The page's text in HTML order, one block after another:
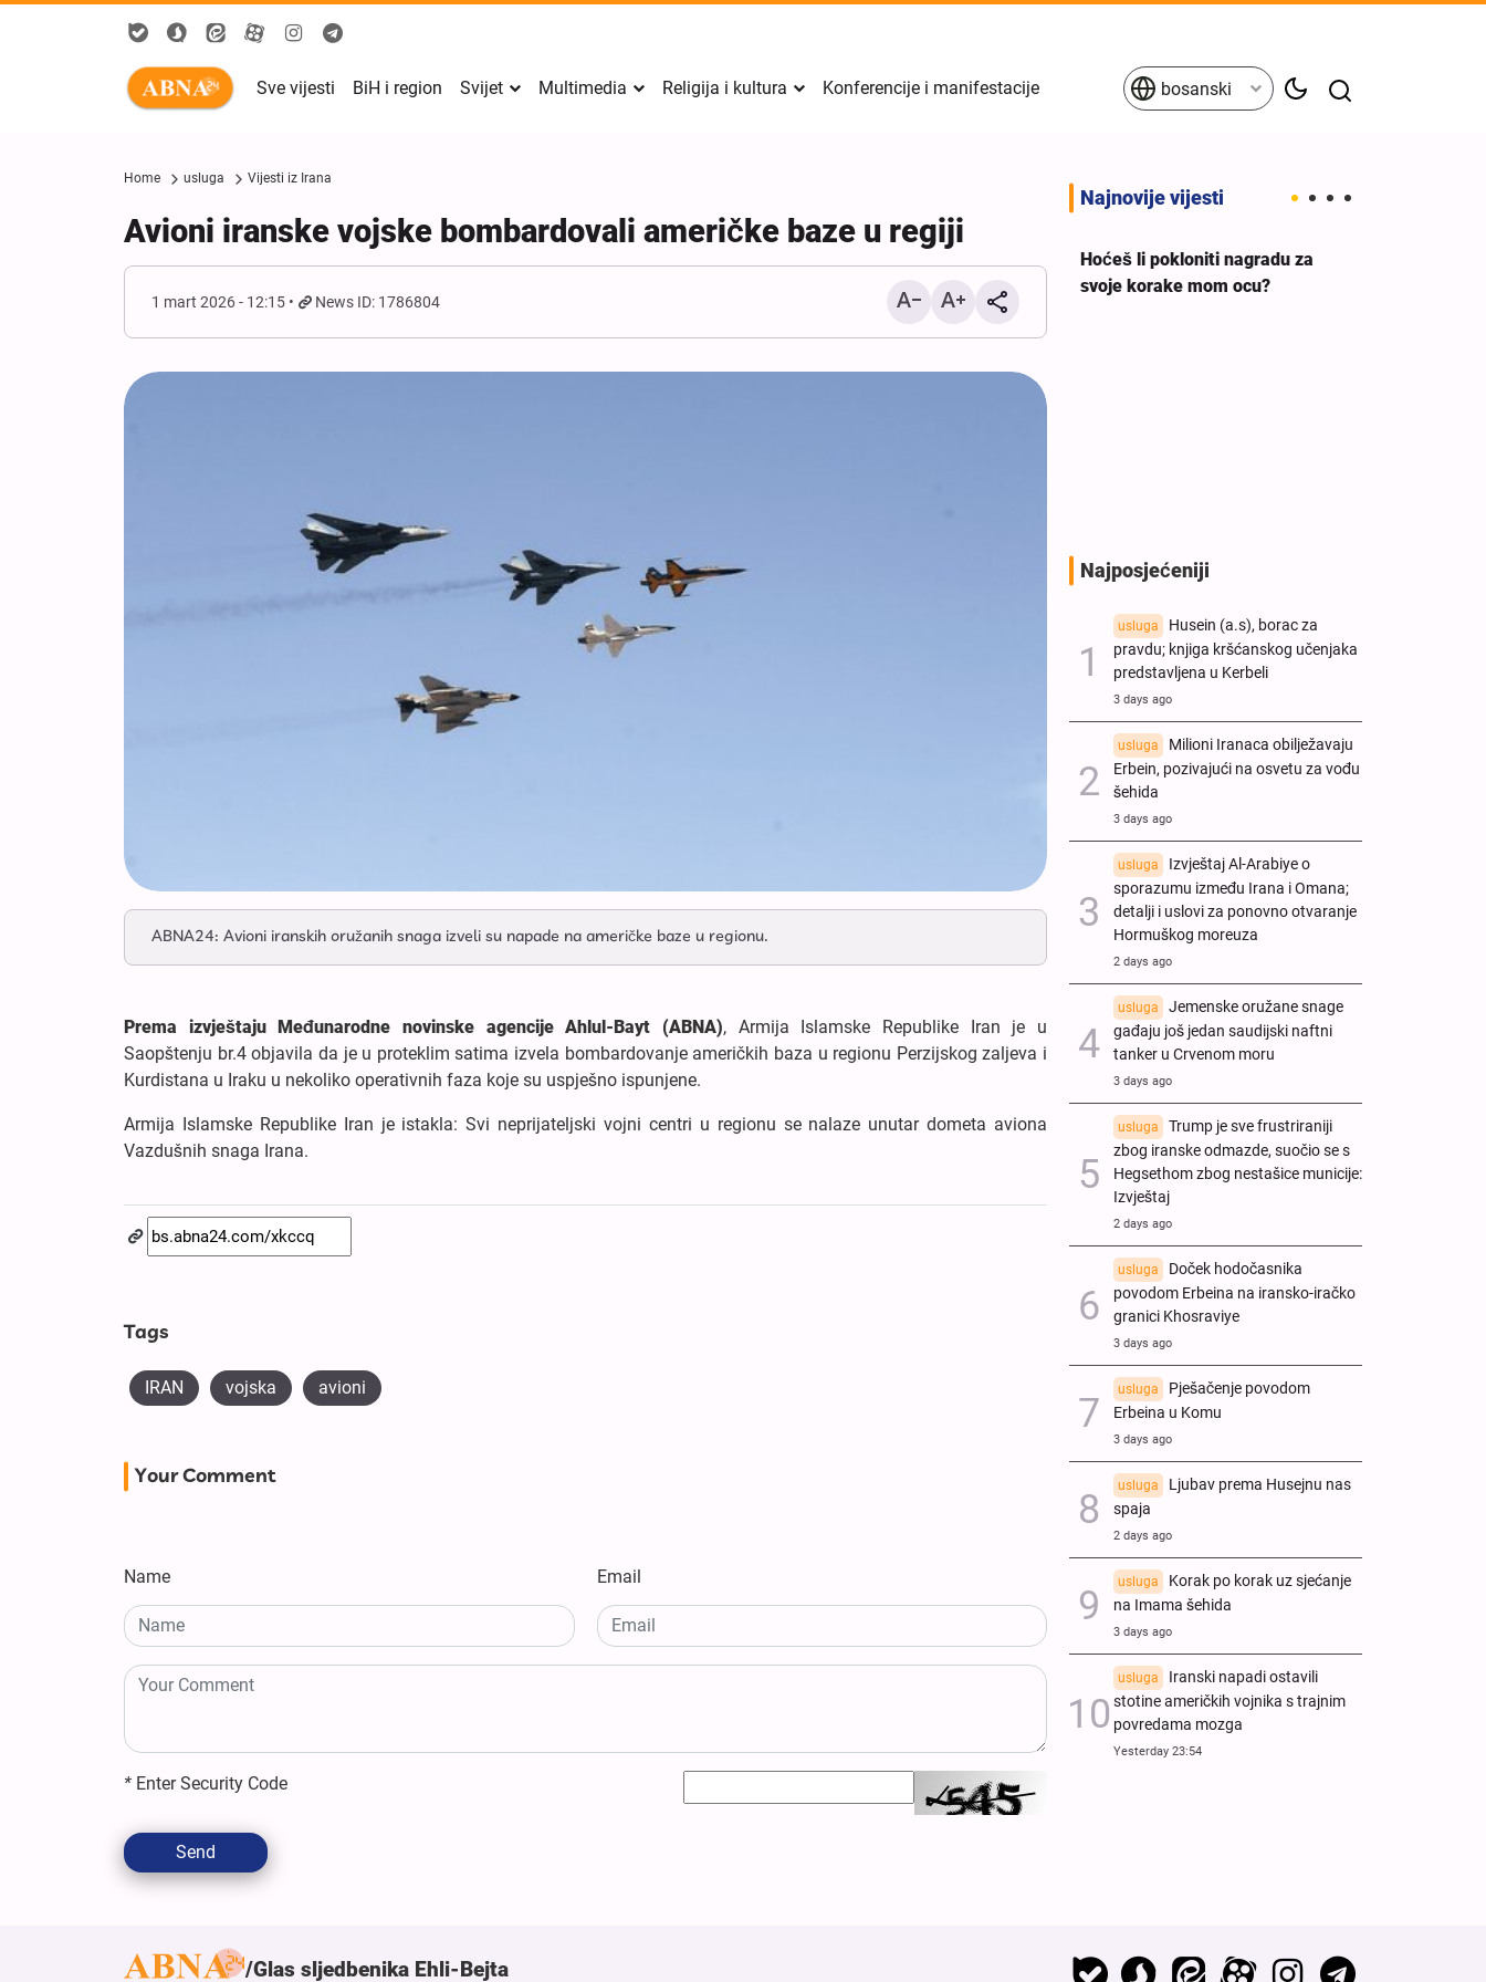
Sve vijesti BiH i region Svijet Multimedia Religija i kultura Konferencije i manifestacije bosanski
Home usluga Vijesti iz Irana
Avioni iranske vojske bombardovali američke baze u regiji
1 mart 2026 - 12:15 News ID: 1786804
ABNA24: Avioni iranskih oružanih snaga izveli su napade na američke baze u regionu.
Prema izvještaju Međunarodne novinske agencije Ahlul-Bayt (ABNA), Armija Islamske Republike Iran je u
Saopštenju br.4 objavila da je u proteklim satima izvela bombardovanje američkih baza u regionu Perzijskog zaljeva i
Kurdistana u Iraku u nekoliko operativnih faza koje su uspješno ispunjene.
Armija Islamske Republike Iran je istakla: Svi neprijateljski vojni centri u regionu se nalaze unutar dometa aviona
Vazdušnih snaga Irana.
Tags
IRAN vojska avioni
Your Comment
Name Email
* Enter Security Code
Send
Najnovije vijesti
Hoćeš li pokloniti nagradu za
svoje korake mom ocu?
Najposjećeniji
usluga
Husein (a.s), borac za
pravdu; knjiga kršćanskog učenjaka
predstavljena u Kerbeli
3 days ago
usluga
Milioni Iranaca obilježavaju
Erbein, pozivajući na osvetu za vođu
šehida
3 days ago
usluga
Izvještaj Al-Arabiye o
sporazumu između Irana i Omana;
detalji i uslovi za ponovno otvaranje
Hormuškog moreuza
2 days ago
usluga
Jemenske oružane snage
gađaju još jedan saudijski naftni
tanker u Crvenom moru
3 days ago
usluga
Trump je sve frustriraniji
zbog iranske odmazde, suočio se s
Hegsethom zbog nestašice municije:
Izvještaj
2 days ago
usluga
Doček hodočasnika
povodom Erbeina na iransko-iračko
granici Khosraviye
3 days ago
usluga
Pješačenje povodom
Erbeina u Komu
3 days ago
usluga
Ljubav prema Husejnu nas
spaja
2 days ago
usluga
Korak po korak uz sjećanje
na Imama šehida
3 days ago
usluga
Iranski napadi ostavili
stotine američkih vojnika s trajnim
povredama mozga
Yesterday 23:54
Glas sljedbenika Ehli-Bejta